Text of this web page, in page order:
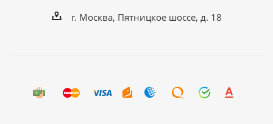
г. Москва, Пятницкое шоссе, д. 18